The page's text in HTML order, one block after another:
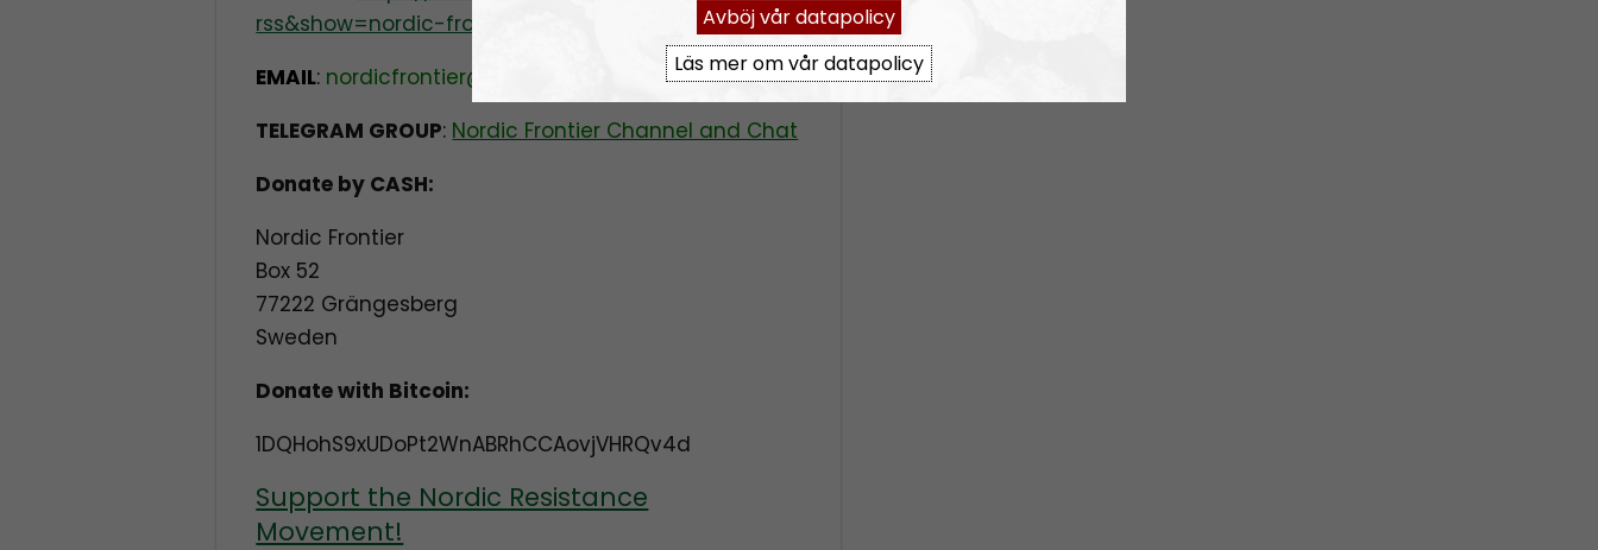
rss&show=nordic-frontier
EMAIL: nordicfrontier@protonmail.com
TELEGRAM GROUP: Nordic Frontier Channel and Chat
Donate by CASH:
Nordic Frontier
Box 52
77222 Grängesberg
Sweden
Donate with Bitcoin:
1DQHohS9xUDoPt2WnABRhCCAovjVHRQv4d
Support the Nordic Resistance
Movement!
Avböj vår datapolicy
Läs mer om vår datapolicy